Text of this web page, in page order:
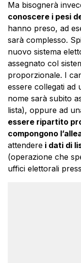
Ma bisognerà
conoscere i pesi
hanno preso, ad
sarà complesso.
nuovo sistema
assegnato col
proporzionale. I
essere collegati ad
nome sarà subito
lista), oppure ad
essere ripartito
compongono
attendere i dati di
(operazione che
uffici elettorali